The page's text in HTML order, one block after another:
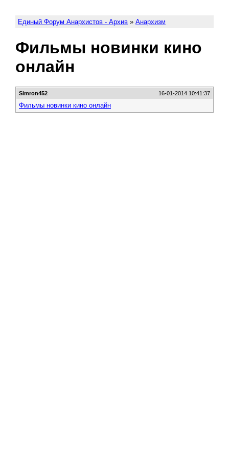
Единый Форум Анархистов - Архив » Анархизм
Фильмы новинки кино
онлайн
Simron452 16-01-2014 10:41:37
Фильмы новинки кино онлайн